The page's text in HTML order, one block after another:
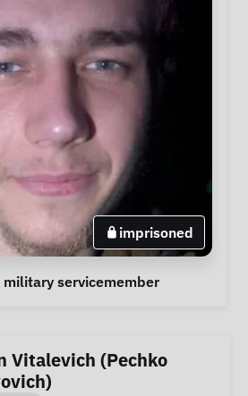
imprisoned
military servicemember
Vitalevich (Pechko